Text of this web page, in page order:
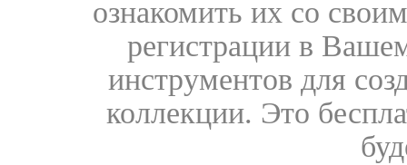
ознакомить их со
регистрации в
инструментов для
коллекции. Это